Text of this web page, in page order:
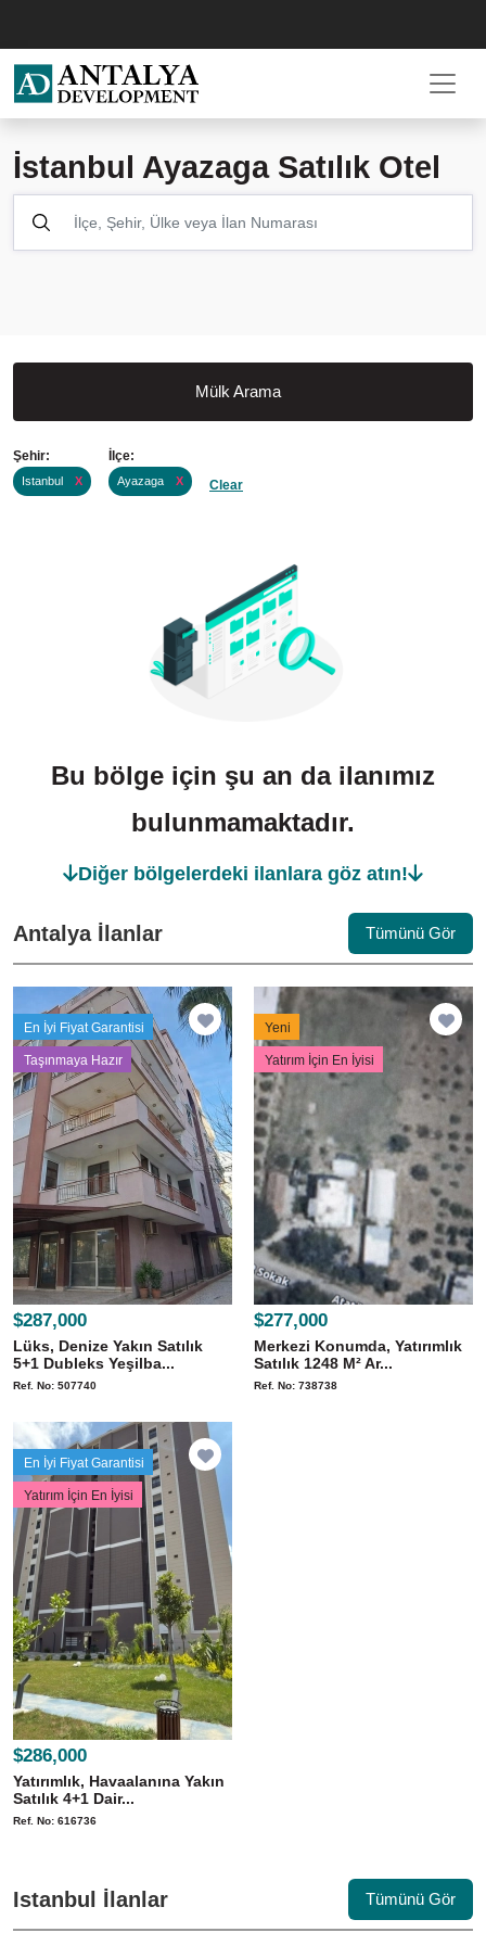
İstanbul Ayazaga Satılık Otel
Mülk Arama
Şehir:
Istanbul X
İlçe:
Ayazaga X Clear
Bu bölge için şu an da ilanımız
bulunmamaktadır.
Diğer bölgelerdeki ilanlara göz atın!
Antalya İlanlar Tümünü Gör
En İyi Fiyat Garantisi
Taşınmaya Hazır
$287,000
Lüks, Denize Yakın Satılık
5+1 Dubleks Yeşilba...
Ref. No: 507740
Yeni
Yatırım İçin En İyisi
$277,000
Merkezi Konumda, Yatırımlık
Satılık 1248 M² Ar...
Ref. No: 738738
En İyi Fiyat Garantisi
Yatırım İçin En İyisi
$286,000
Yatırımlık, Havaalanına Yakın
Satılık 4+1 Dair...
Ref. No: 616736
Istanbul İlanlar Tümünü Gör